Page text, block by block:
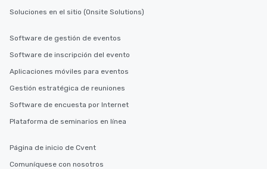
Soluciones en el sitio (Onsite Solutions)
Software de gestión de eventos
Software de inscripción del evento
Aplicaciones móviles para eventos
Gestión estratégica de reuniones
Software de encuesta por Internet
Plataforma de seminarios en línea
Página de inicio de Cvent
Comuníquese con nosotros